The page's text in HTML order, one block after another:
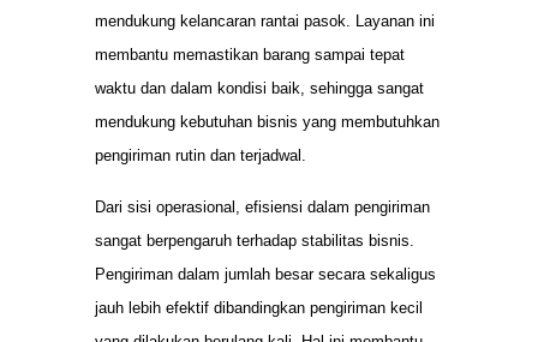
mendukung kelancaran rantai pasok. Layanan ini
membantu memastikan barang sampai tepat
waktu dan dalam kondisi baik, sehingga sangat
mendukung kebutuhan bisnis yang membutuhkan
pengiriman rutin dan terjadwal.
Dari sisi operasional, efisiensi dalam pengiriman
sangat berpengaruh terhadap stabilitas bisnis.
Pengiriman dalam jumlah besar secara sekaligus
jauh lebih efektif dibandingkan pengiriman kecil